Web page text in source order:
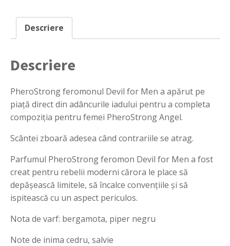
ml
Descriere
Descriere
PheroStrong feromonul Devil for Men a apărut pe
piață direct din adâncurile iadului pentru a completa
compoziția pentru femei PheroStrong Angel.
Scântei zboară adesea când contrariile se atrag.
Parfumul PheroStrong feromon Devil for Men a fost
creat pentru rebelii moderni cărora le place să
depășească limitele, să încalce convențiile și să
ispitească cu un aspect periculos.
Nota de varf: bergamota, piper negru
Note de inima cedru, salvie